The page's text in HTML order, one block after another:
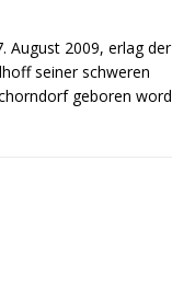
August 2009, erlag der
seiner schweren
geboren